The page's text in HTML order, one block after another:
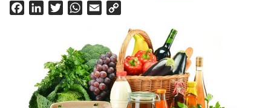
FacebookLinkedInTwitterWhatsApp
Email